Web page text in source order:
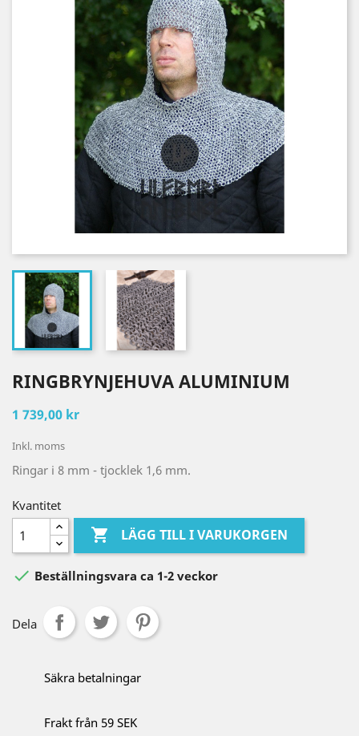
RINGBRYNJEHUVA ALUMINIUM
1 739,00 kr
Inkl. moms
Ringar i 8 mm - tjocklek 1,6 mm.
Kvantitet
 LÄGG TILL I VARUKORGEN
 Beställningsvara ca 1-2 veckor
Dela
Säkra betalningar
Frakt från 59 SEK